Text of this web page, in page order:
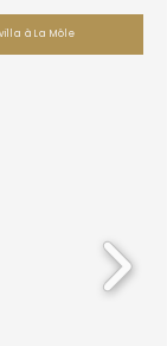
à La Môle